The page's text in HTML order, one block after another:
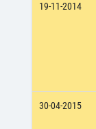
19-11-2014
30-04-2015